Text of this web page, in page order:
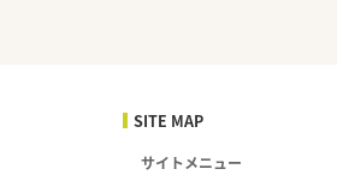
SITE MAP
サイトメニュー